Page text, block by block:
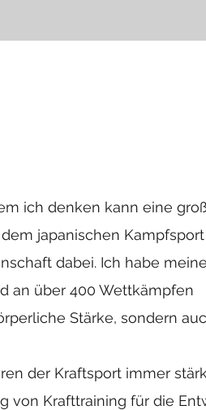
ich denken kann eine
japanischen
dabei. Ich habe
an über 400 Wettkämpfen
Stärke, sondern
der Kraftsport immer
von Krafttraining für die